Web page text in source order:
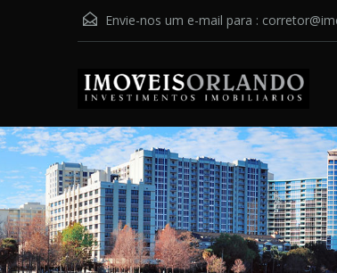
Envie-nos um e-mail para :